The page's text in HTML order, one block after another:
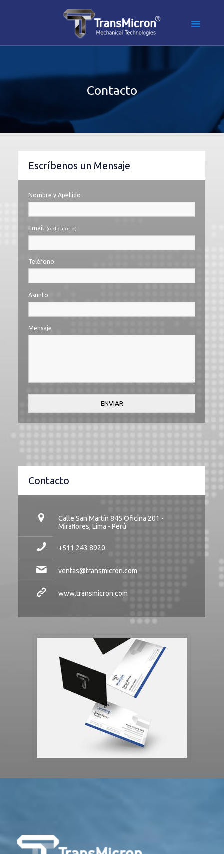
Contacto
Escríbenos un Mensaje
Nombre y Apellido
Email (obligatorio)
Teléfono
Asunto
Mensaje
ENVIAR
Contacto
Calle San Martín 845 Oficina 201 -
Miraﬂores, Lima - Perú
+511 243 8920
ventas@transmicron.com
www.transmicron.com